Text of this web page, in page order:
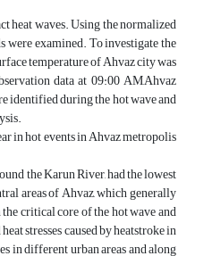
heat waves. Using the normalized
examined. To investigate the
temperature of Ahvaz city was
data at 09:00 AM,Ahvaz
identified during the hot wave and
in hot events in Ahvaz metropolis
the Karun River, had the lowest
areas of Ahvaz, which generally
critical core of the hot wave and
stresses caused by heatstroke in
in different urban areas and along